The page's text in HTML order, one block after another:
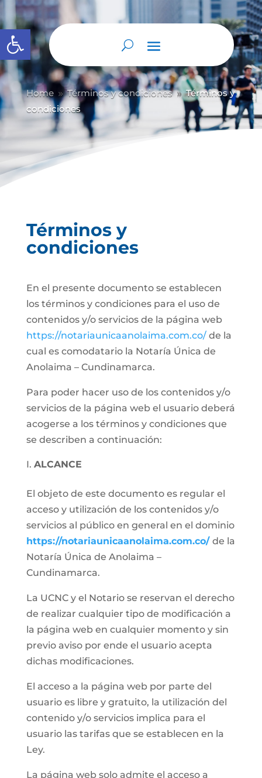
Abrir barra de herramientas
Home 9 Términos y condiciones 9 Términos y
condiciones
Términos y
condiciones
En el presente documento se establecen
los términos y condiciones para el uso de
contenidos y/o servicios de la página web
https://notariaunicaanolaima.com.co/de la
cual es comodatario la Notaría Única de
Anolaima – Cundinamarca.
Para poder hacer uso de los contenidos y/o
servicios de la página web el usuario deberá
acogerse a los términos y condiciones que
se describen a continuación:
ALCANCE
El objeto de este documento es regular el
acceso y utilización de los contenidos y/o
servicios al público en general en el dominio
https://notariaunicaanolaima.com.co/ de la
Notaría Única de Anolaima –
Cundinamarca.
La UCNC y el Notario se reservan el derecho
de realizar cualquier tipo de modificación a
la página web en cualquier momento y sin
previo aviso por ende el usuario acepta
dichas modificaciones.
El acceso a la página web por parte del
usuario es libre y gratuito, la utilización del
contenido y/o servicios implica para el
usuario las tarifas que se establecen en la
Ley.
La página web solo admite el acceso a